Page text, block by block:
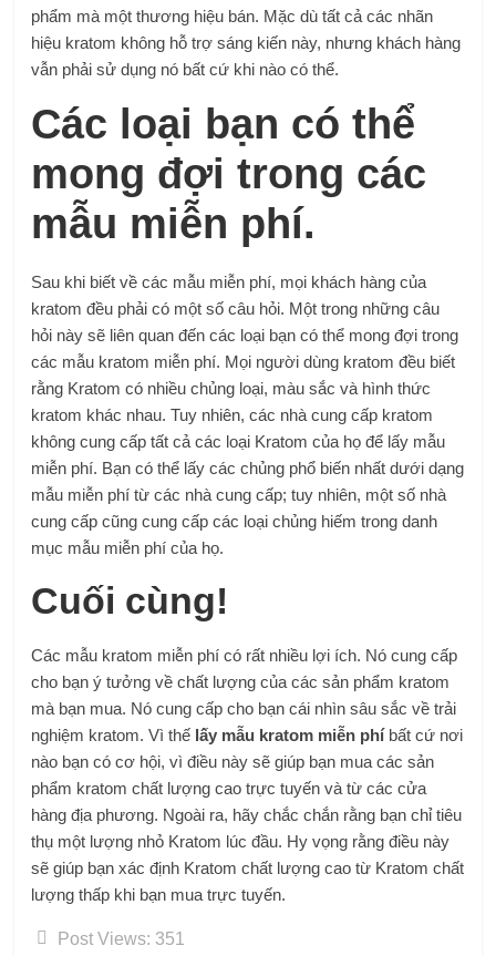
phẩm mà một thương hiệu bán. Mặc dù tất cả các nhãn
hiệu kratom không hỗ trợ sáng kiến ​​này, nhưng khách hàng
vẫn phải sử dụng nó bất cứ khi nào có thể.
Các loại bạn có thể
mong đợi trong các
mẫu miễn phí.
Sau khi biết về các mẫu miễn phí, mọi khách hàng của
kratom đều phải có một số câu hỏi. Một trong những câu
hỏi này sẽ liên quan đến các loại bạn có thể mong đợi trong
các mẫu kratom miễn phí. Mọi người dùng kratom đều biết
rằng Kratom có ​​nhiều chủng loại, màu sắc và hình thức
kratom khác nhau. Tuy nhiên, các nhà cung cấp kratom
không cung cấp tất cả các loại Kratom của họ để lấy mẫu
miễn phí. Bạn có thể lấy các chủng phổ biến nhất dưới dạng
mẫu miễn phí từ các nhà cung cấp; tuy nhiên, một số nhà
cung cấp cũng cung cấp các loại chủng hiếm trong danh
mục mẫu miễn phí của họ.
Cuối cùng!
Các mẫu kratom miễn phí có rất nhiều lợi ích. Nó cung cấp
cho bạn ý tưởng về chất lượng của các sản phẩm kratom
mà bạn mua. Nó cung cấp cho bạn cái nhìn sâu sắc về trải
nghiệm kratom. Vì thế lấy mẫu kratom miễn phíbất cứ nơi
nào bạn có cơ hội, vì điều này sẽ giúp bạn mua các sản
phẩm kratom chất lượng cao trực tuyến và từ các cửa
hàng địa phương. Ngoài ra, hãy chắc chắn rằng bạn chỉ tiêu
thụ một lượng nhỏ Kratom lúc đầu. Hy vọng rằng điều này
sẽ giúp bạn xác định Kratom chất lượng cao từ Kratom chất
lượng thấp khi bạn mua trực tuyến.
Post Views: 351